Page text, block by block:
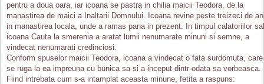
pentru a doua oara, iar icoana se pastra in chilia maicii Teodora, de la
manastirea de maici a Inaltarii Domnului. Icoana revine peste treizeci de
in manastirea locala, unde a ramas pana in prezent. In timpul calatoriilor
icoana Cauta la smerenia a aratat lumii nenumarate minuni si semne, a
vindecat nenumarati credinciosi.
Conform spuselor maicii Teodora, icoana a vindecat o fata surdomuta, care
se ruga la ea impreuna cu bunica sa si a inceput dintr-odata sa vorbeasca.
Fiind intrebata cum s-a intamplat aceasta minune, fetita a raspuns: